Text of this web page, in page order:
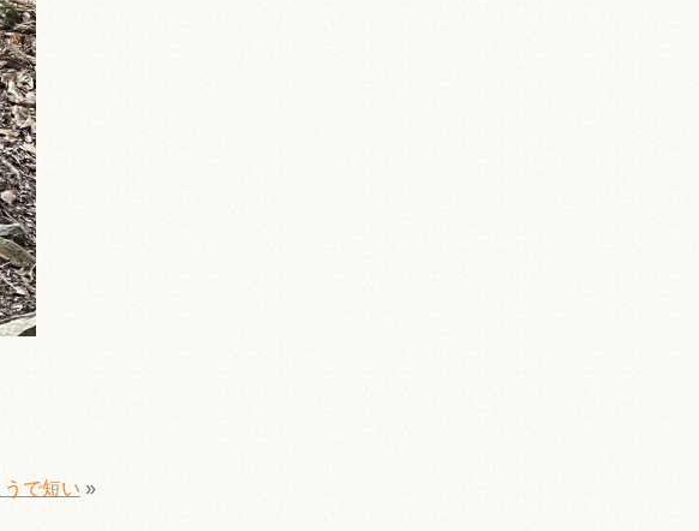
うで短い »